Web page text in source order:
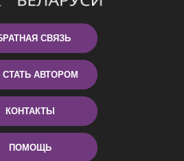
СВЯЗЬ
СТАТЬ АВТОРОМ
КОНТАКТЫ
ПОМОЩЬ